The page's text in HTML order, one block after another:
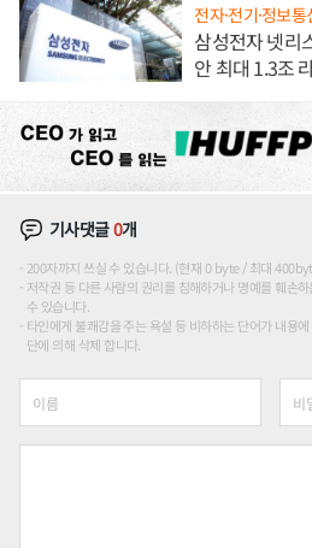
전자·전기·정보통
삼성전자 넷리
안 최대 1.3조
기사댓글0개
200자까지 쓰실 수 있습니다. (현재 0 byte / 최대
저작권 등 다른 사람의 권리를 침해하거나 명예를 훼손
수 있습니다.
타인에게 불쾌감을 주는 욕설 등 비하하는 단어가 내용
단에 의해 삭제 합니다.